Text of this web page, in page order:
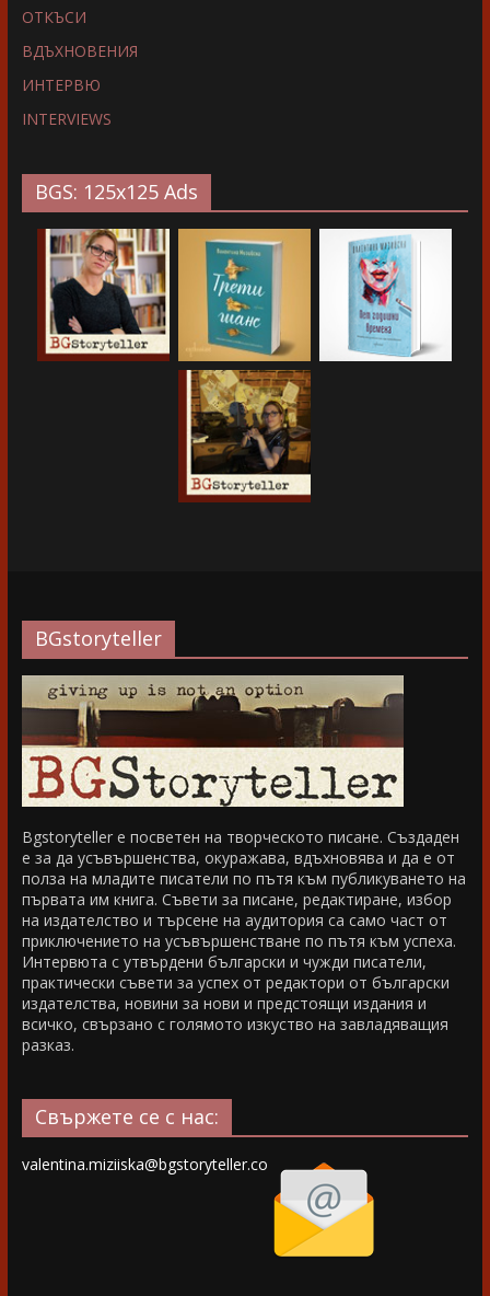
ОТКЪСИ
ВДЪХНОВЕНИЯ
ИНТЕРВЮ
INTERVIEWS
BGS: 125x125 Ads
BGstoryteller
Bgstoryteller е посветен на творческото писане. Създаден
е за да усъвършенства, окуражава, вдъхновява и да е от
полза на младите писатели по пътя към публикуването на
първата им книга. Съвети за писане, редактиране, избор
на издателство и търсене на аудитория са само част от
приключението на усъвършенстване по пътя към успеха.
Интервюта с утвърдени български и чужди писатели,
практически съвети за успех от редактори от български
издателства, новини за нови и предстоящи издания и
всичко, свързано с голямото изкуство на завладяващия
разказ.
Свържете се с нас:
valentina.miziiska@bgstoryteller.co